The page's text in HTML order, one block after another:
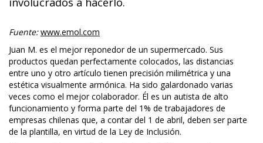
Fuente:www.emol.com
Juan M. es el mejor reponedor de un supermercado. Sus
productos quedan perfectamente colocados, las distancias
entre uno y otro artículo tienen precisión milimétrica y una
estética visualmente armónica. Ha sido galardonado varias
veces como el mejor colaborador. Él es un autista de alto
funcionamiento y forma parte del 1% de trabajadores de
empresas chilenas que, a contar del 1 de abril, deben ser parte
de la plantilla, en virtud de la Ley de Inclusión.